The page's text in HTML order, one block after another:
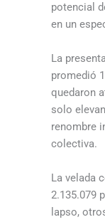
potencial
en un
La
promedió
quedaron
solo
renombre
colectiva.
La velada
2.135.079
lapso,